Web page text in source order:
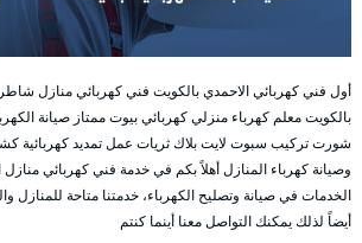
أول فني كهربائي الاحمدي بالكويت فني كهربائي منازل
بالكويت معلم كهرباء منزلي كهربائي بيوت ممتاز صيانة
شورت تركيب سبوت لايت بلاك ثريات عمل تمديد كهربائية
وصيانة كهرباء المنازل أهلاً بكم في خدمة فني كهربائي
الخدمات في صيانة وتصليح الكهرباء، خدمتنا متاحة للمنازل
أيضاً لذلك يمكنك التواصل معنا أينما كنتم